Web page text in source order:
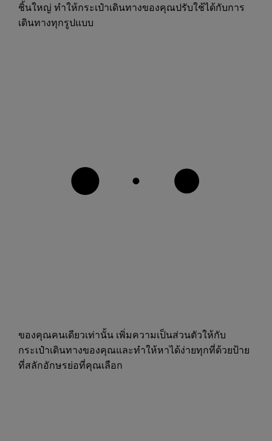
ชิ้นใหญ่ ทำให้กระเป๋าเดินทางของคุณปรับใช้ได้กับการ
เดินทางทุกรูปแบบ
ของคุณคนเดียวเท่านั้น เพิ่มความเป็นส่วนตัวให้กับ
กระเป๋าเดินทางของคุณและทำให้หาได้ง่ายทุกที่ด้วยป้าย
ที่สลักอักษรย่อที่คุณเลือก